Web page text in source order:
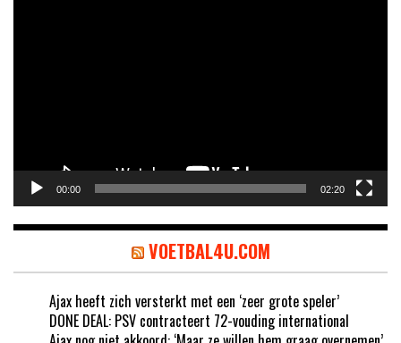
00:00 02:20
VOETBAL4U.COM
Ajax heeft zich versterkt met een ‘zeer grote speler’
DONE DEAL: PSV contracteert 72-vouding international